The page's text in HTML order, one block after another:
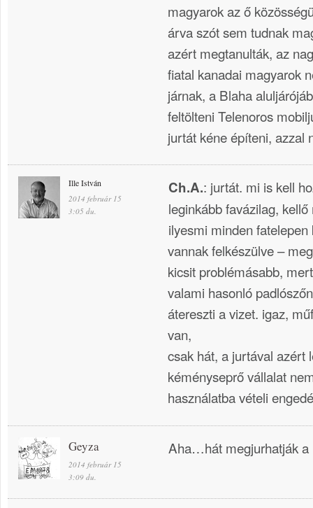
magyarok az ő
árva szót sem tudnak
azért megtanulták, az
fiatal kanadai magyarok
járnak, a Blaha
feltölteni Telenoros
jurtát kéne építeni, azzal
Ille István
2014 február 15
3:05 du.
Ch.A.: jurtát. mi is kell
leginkább favázilag,
ilyesmi minden
vannak felkészülve –
kicsit problémásabb,
valami hasonló
átereszti a vizet. igaz,
van,
csak hát, a jurtával azért
kéményseprő vállalat
használatba vételi
Geyza
2014 február 15
3:09 du.
Aha…hát megjurhatják